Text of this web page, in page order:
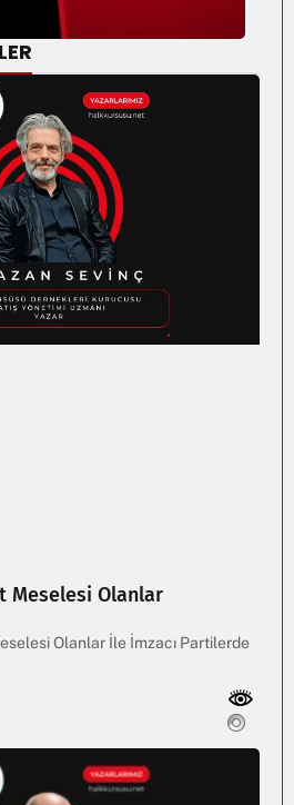
Meselesi Olanlar
Olanlar İle İmzacı Partilerde